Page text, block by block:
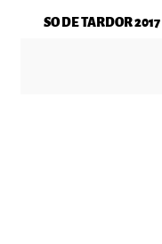
SO DE TARDOR 2017